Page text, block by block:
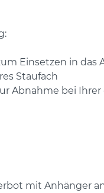
Einsetzen in das
Staufach
Abnahme bei Ihrer
mit Anhänger